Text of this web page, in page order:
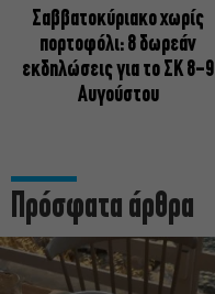
Σαββατοκύριακο χωρίς
πορτοφόλι: 8 δωρεάν
εκδηλώσεις για το ΣΚ 8-9
Αυγούστου
Πρόσφατα άρθρα